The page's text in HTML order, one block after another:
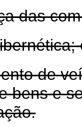
das
de
bens e